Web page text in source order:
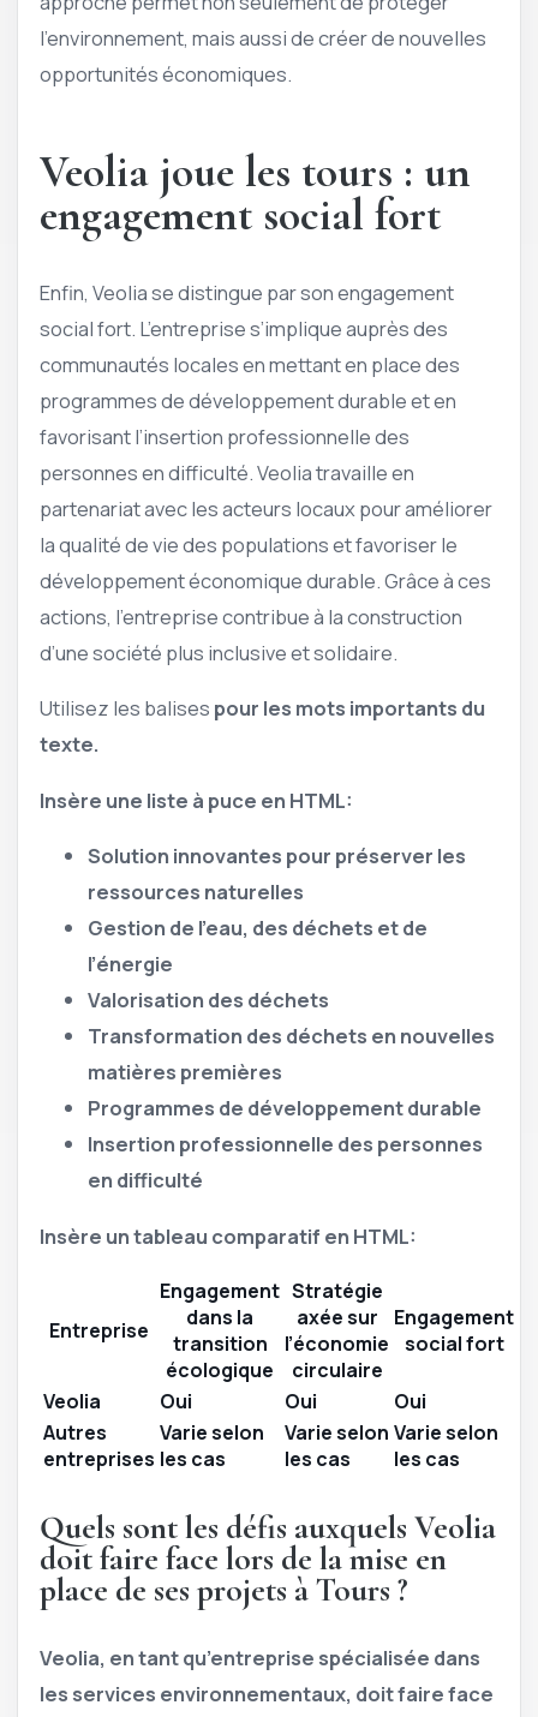
l’environnement, mais aussi de créer de nouvelles
opportunités économiques.
Veolia joue les tours : un
engagement social fort
Enfin, Veolia se distingue par son engagement
social fort. L’entreprise s’implique auprès des
communautés locales en mettant en place des
programmes de développement durable et en
favorisant l’insertion professionnelle des
personnes en difficulté. Veolia travaille en
partenariat avec les acteurs locaux pour améliorer
la qualité de vie des populations et favoriser le
développement économique durable. Grâce à ces
actions, l’entreprise contribue à la construction
d’une société plus inclusive et solidaire.
Utilisez les balises pour les mots importants du
texte.
Insère une liste à puce en HTML:
Solution innovantes pour préserver les
ressources naturelles
Gestion de l’eau, des déchets et de
l’énergie
Valorisation des déchets
Transformation des déchets en nouvelles
matières premières
Programmes de développement durable
Insertion professionnelle des personnes
en difficulté
Insère un tableau comparatif en HTML:
Entreprise
Engagement
dans la
transition
écologique
Stratégie
axée sur
l’économie
circulaire
Engagement
social fort
Veolia Oui Oui
Oui
Autres
entreprises
Varie selon
les cas
Varie selon
les cas
Varie selon
les cas
Quels sont les défis auxquels Veolia
doit faire face lors de la mise en
place de ses projets à Tours ?
Veolia, en tant qu’entreprise spécialisée dans
les services environnementaux, doit faire face